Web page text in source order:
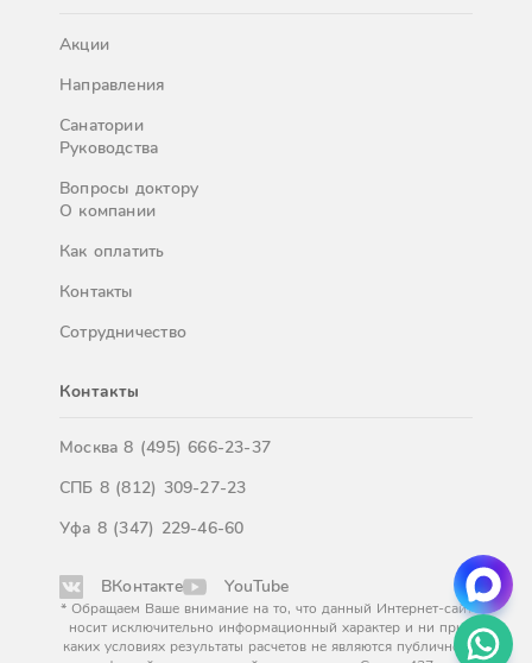
Акции
Направления
Санатории
Руководства
Вопросы доктору
О компании
Как оплатить
Контакты
Сотрудничество
Контакты
Москва8 (495) 666-23-37
СПБ 8 (812) 309-27-23
Уфа 8 (347) 229-46-60
ВКонтакте YouTube
* Обращаем Ваше внимание на то, что данный Интернет-сайт
носит исключительно информационный характер и ни при
каких условиях результаты расчетов не являются публичной